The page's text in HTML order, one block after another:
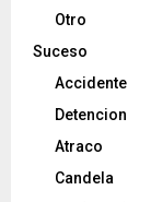
Otro
Suceso
Accidente
Detencion
Atraco
Candela